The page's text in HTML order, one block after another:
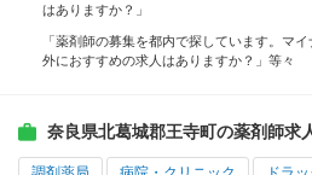
はありますか？」
「薬剤師の募集を都内で探しています。マ
外におすすめの求人はありますか？」等々
奈良県北葛城郡王寺町の薬剤師求